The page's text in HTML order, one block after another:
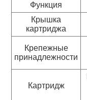
Функция
Крышка
картриджа
Крепежные
принадлежности
Картридж